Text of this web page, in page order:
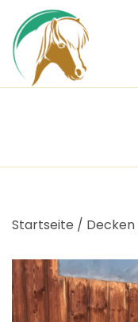
content
Startseite / Decken